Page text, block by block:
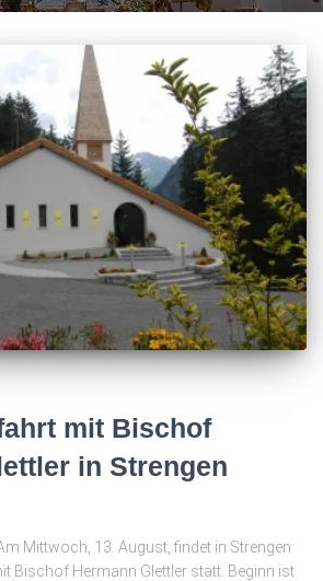
mit Bischof
in Strengen
Mittwoch, 13. August, findet in Strengen
Bischof Hermann Glettler statt. Beginn ist